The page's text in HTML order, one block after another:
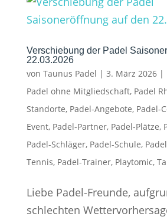
Verschiebung der Padel
22.03.2026
von Taunus Padel | 3. März 2026|
Padel ohne Mitgliedschaft, Padel
Standorte, Padel-Angebote, Padel-
Event, Padel-Partner, Padel-Plätze,
Padel-Schläger, Padel-Schule,
Tennis, Padel-Trainer, Playtomic,
Liebe Padel-Freunde,
schlechten